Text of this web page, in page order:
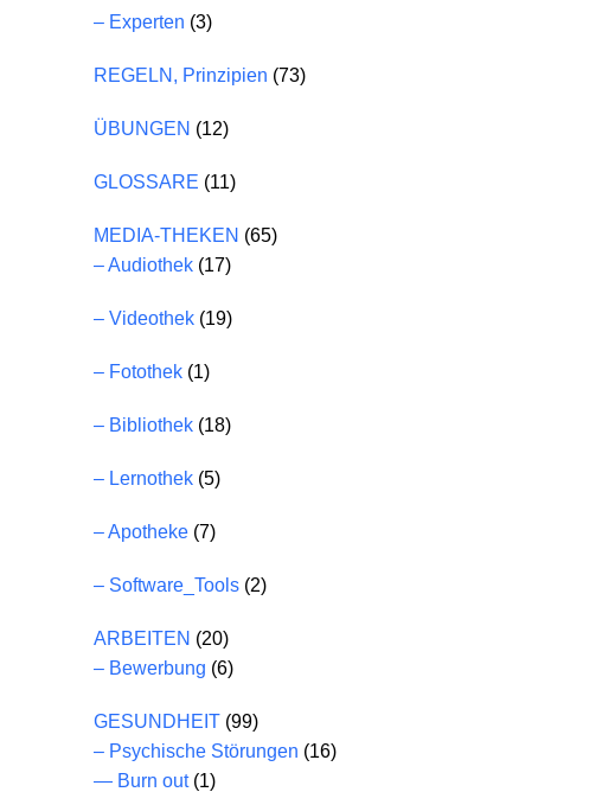
– Experten (3)
REGELN, Prinzipien (73)
ÜBUNGEN (12)
GLOSSARE (11)
MEDIA-THEKEN (65)
– Audiothek (17)
– Videothek (19)
– Fotothek (1)
– Bibliothek (18)
– Lernothek (5)
– Apotheke (7)
– Software_Tools (2)
ARBEITEN (20)
– Bewerbung (6)
GESUNDHEIT (99)
– Psychische Störungen (16)
— Burn out(1)